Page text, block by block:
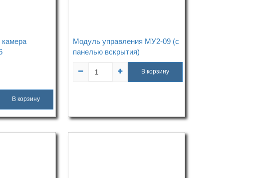
камера
В корзину
Модуль управления МУ2-09 (с
панелью вскрытия)
В корзину